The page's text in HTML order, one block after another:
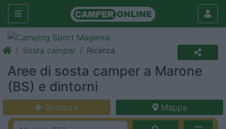
Sosta camper Ricerca
Aree di sosta camper a Marone
(BS) e dintorni
Struttura Mappa